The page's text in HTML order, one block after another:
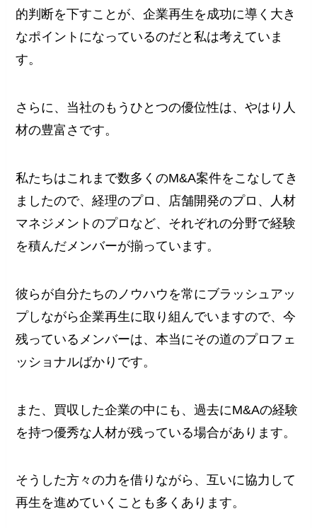
的判断を下すことが、企業再生を成功に導く大き
なポイントになっているのだと私は考えていま
す。
さらに、当社のもうひとつの優位性は、やはり人
材の豊富さです。
私たちはこれまで数多くのM&A案件をこなしてき
ましたので、経理のプロ、店舗開発のプロ、人材
マネジメントのプロなど、それぞれの分野で経験
を積んだメンバーが揃っています。
彼らが自分たちのノウハウを常にブラッシュアッ
プしながら企業再生に取り組んでいますので、今
残っているメンバーは、本当にその道のプロフェ
ッショナルばかりです。
また、買収した企業の中にも、過去にM&Aの経験
を持つ優秀な人材が残っている場合があります。
そうした方々の力を借りながら、互いに協力して
再生を進めていくことも多くあります。